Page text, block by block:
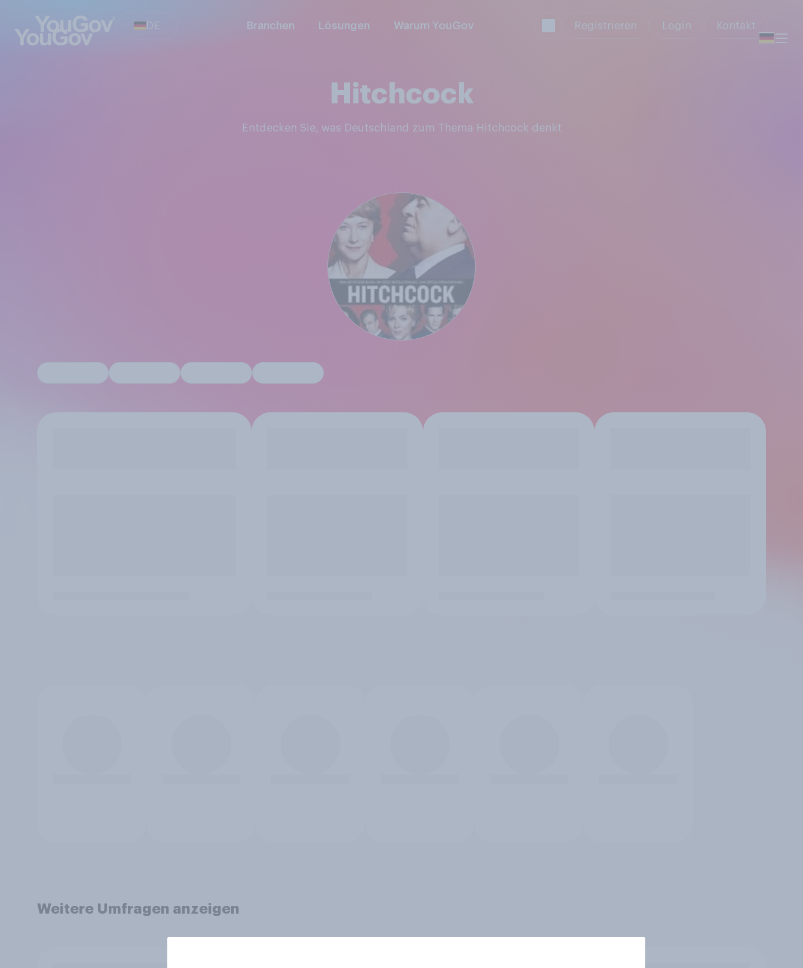
DE Branchen Lösungen Warum YouGov Registrieren Login Kontakt
Hitchcock
Entdecken Sie, was Deutschland zum Thema Hitchcock denkt
Weitere Umfragen anzeigen